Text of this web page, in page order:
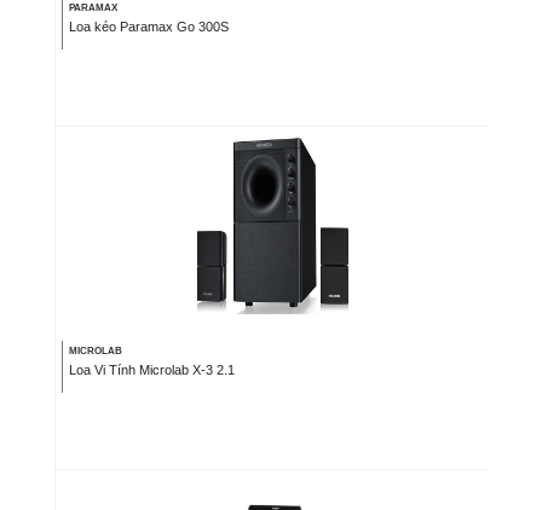
PARAMAX
Loa kéo Paramax Go 300S
MICROLAB
Loa Vi Tính Microlab X-3 2.1